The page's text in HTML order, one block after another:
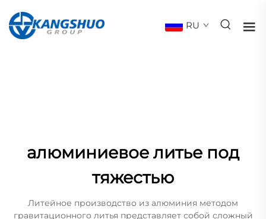
RU
алюминиевое литье под
тяжестью
Литейное производство из алюминия методом
гравитационного литья представляет собой сложный